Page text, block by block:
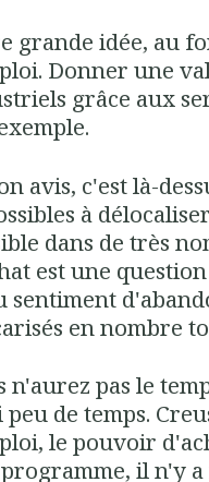
grande idée, au
Donner une
grâce aux
avis, c'est là-
à
dans de très
est une
sentiment
en nombre
n'aurez pas le
peu de temps.
le pouvoir
il n'y